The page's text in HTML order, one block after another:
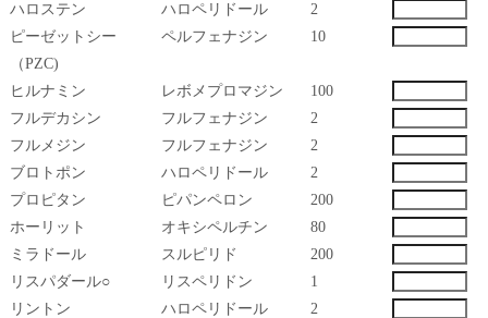
ハロステン
ハロペリドール
2
ピーゼットシー
（PZC)
ペルフェナジン 10
ヒルナミン レボメプロマジン
100
フルデカシン
フルフェナジン
2
フルメジン
フルフェナジン
2
ブロトポン
ハロペリドール
2
プロピタン
ピパンペロン
200
ホーリット
オキシペルチン
80
ミラドール
スルピリド
200
リスパダール○
リスペリドン
1
リントン
ハロペリドール 2